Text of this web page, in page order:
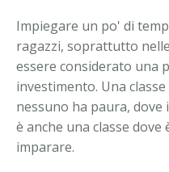
Impiegare un po' di
ragazzi, soprattutto
essere considerato una
investimento. Una
nessuno ha paura,
è anche una classe
imparare.